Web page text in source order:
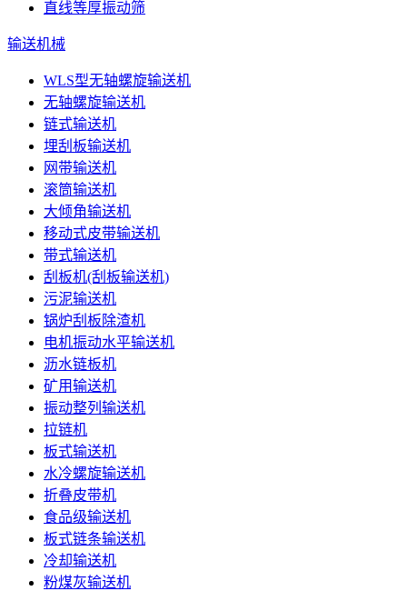
直线等厚振动筛
输送机械
WLS型无轴螺旋输送机
无轴螺旋输送机
链式输送机
埋刮板输送机
网带输送机
滚筒输送机
大倾角输送机
移动式皮带输送机
带式输送机
刮板机(刮板输送机)
污泥输送机
锅炉刮板除渣机
电机振动水平输送机
沥水链板机
矿用输送机
振动整列输送机
拉链机
板式输送机
水冷螺旋输送机
折叠皮带机
食品级输送机
板式链条输送机
冷却输送机
粉煤灰输送机